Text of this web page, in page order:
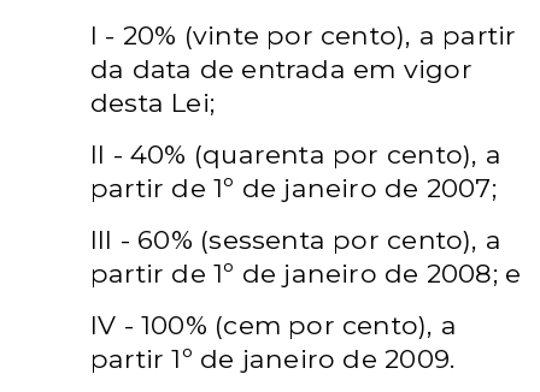
I - 20% (vinte por cento), a partir
da data de entrada em vigor
desta Lei;
II - 40% (quarenta por cento), a
partir de 1º de janeiro de 2007;
III - 60% (sessenta por cento), a
partir de 1º de janeiro de 2008; e
IV - 100% (cem por cento), a
partir 1º de janeiro de 2009.